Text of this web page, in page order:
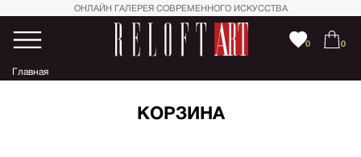
ОНЛАЙН ГАЛЕРЕЯ СОВРЕМЕННОГО ИСКУССТВА
0 0
Главная
КОРЗИНА